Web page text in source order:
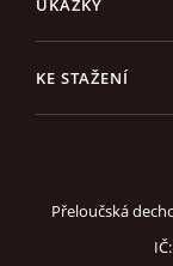
UKÁZKY
KE STAŽENÍ
Přeloučská